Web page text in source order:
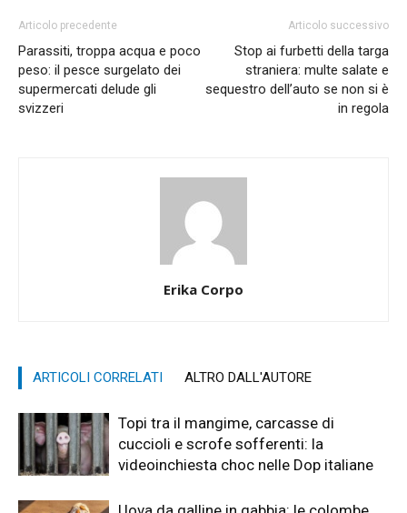
Articolo precedente
Parassiti, troppa acqua e poco
peso: il pesce surgelato dei
supermercati delude gli
svizzeri
Articolo successivo
Stop ai furbetti della targa
straniera: multe salate e
sequestro dell’auto se non si è
in regola
Erika Corpo
ARTICOLI CORRELATI ALTRO DALL'AUTORE
Topi tra il mangime, carcasse di
cuccioli e scrofe sofferenti: la
videoinchiesta choc nelle Dop italiane